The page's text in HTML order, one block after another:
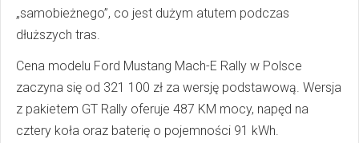
„samobieżnego”, co jest dużym atutem podczas
dłuższych tras.
Cena modelu Ford Mustang Mach-E Rally w Polsce
zaczyna się od 321 100 zł za wersję podstawową. Wersja
z pakietem GT Rally oferuje 487 KM mocy, napęd na
cztery koła oraz baterię o pojemności 91 kWh.